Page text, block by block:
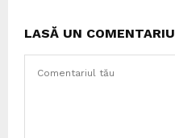
LASĂ UN COMENTARIU